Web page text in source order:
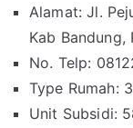
Alamat: Jl.
Kab Bandung,
No. Telp:
Type Rumah:
Unit Subsidi: